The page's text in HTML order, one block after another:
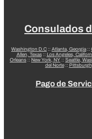
Consulados
Washington D.C :: Atlanta, Georgia ::
Allen, Texas:: Los Angeles,
Orleans :: New York, NY :: Seattle,
del Norte::
Pago de